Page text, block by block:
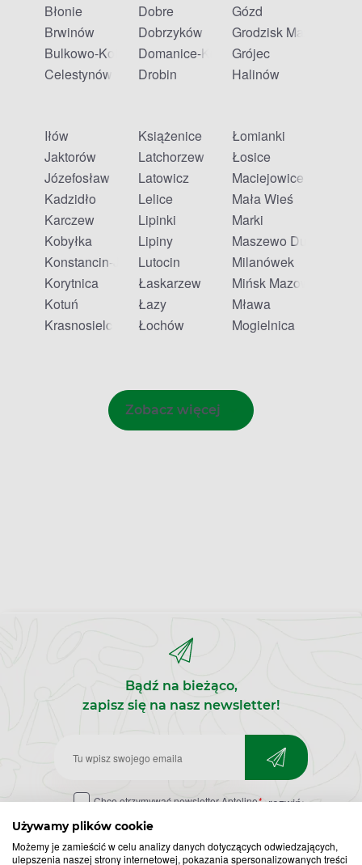
Używamy plików cookie
Możemy je zamieścić w celu analizy danych dotyczących odwiedzających,
ulepszenia naszej strony internetowej, pokazania spersonalizowanych treści
Błonie
Brwinów
Bulkowo-Kolonia
Celestynów
Dobre
Dobrzyków
Domanice-Kolonia
Drobin
Gózd
Grodzisk Mazowiecki
Grójec
Halinów
Iłów
Jaktorów
Józefosław
Kadzidło
Karczew
Kobyłka
Konstancin-Jeziorna
Korytnica
Kotuń
Krasnosielc
Książenice
Latchorzew
Latowicz
Lelice
Lipinki
Lipiny
Lutocin
Łaskarzew
Łazy
Łochów
Łomianki
Łosice
Maciejowice
Mała Wieś
Marki
Maszewo Duże
Milanówek
Mińsk Mazowiecki
Mława
Mogielnica
Zobacz więcej
Bądź na bieżąco,
zapisz się na nasz newsletter!
Zapisz
do
newslettera
Chcę otrzymywać newsletter Apteline* rozwiń>